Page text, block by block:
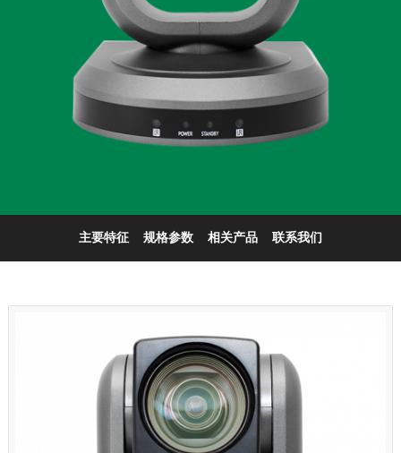
主要特征 规格参数 相关产品 联系我们